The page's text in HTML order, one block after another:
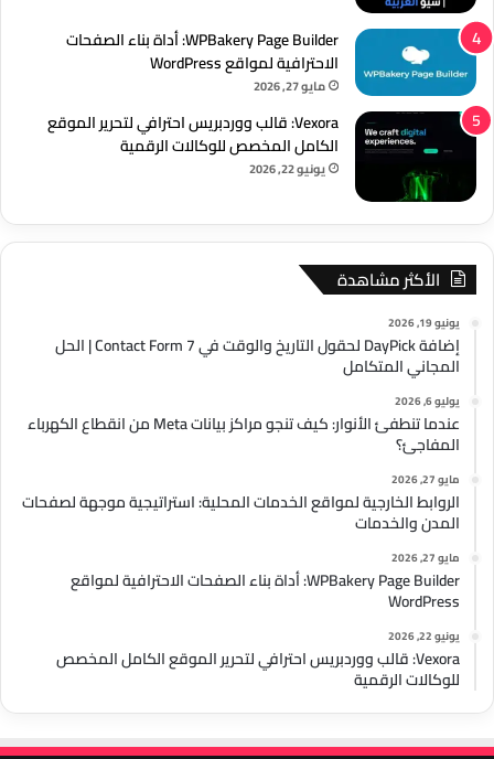
WPBakery Page Builder: أداة بناء الصفحات
الاحترافية لمواقع WordPress
مايو 27, 2026
Vexora: قالب ووردبريس احترافي لتحرير الموقع
الكامل المخصص للوكالات الرقمية
يونيو 22, 2026
الأكثر مشاهدة
يونيو 19, 2026
إضافة DayPick لحقول التاريخ والوقت في Contact Form 7 | الحل
المجاني المتكامل
يوليو 6, 2026
عندما تنطفئ الأنوار: كيف تنجو مراكز بيانات Meta من انقطاع الكهرباء
المفاجئ؟
مايو 27, 2026
الروابط الخارجية لمواقع الخدمات المحلية: استراتيجية موجهة لصفحات
المدن والخدمات
مايو 27, 2026
WPBakery Page Builder: أداة بناء الصفحات الاحترافية لمواقع
WordPress
يونيو 22, 2026
Vexora: قالب ووردبريس احترافي لتحرير الموقع الكامل المخصص
للوكالات الرقمية